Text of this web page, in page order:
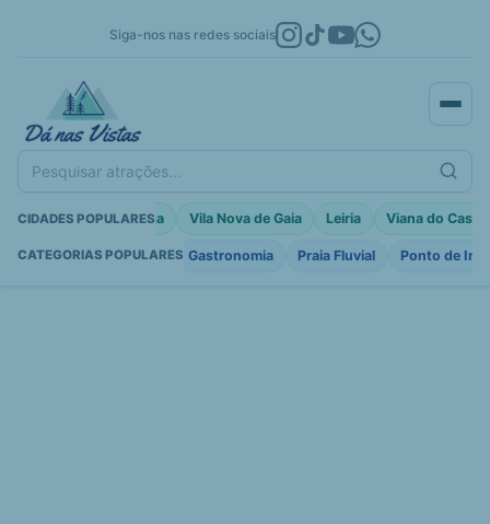
Siga-nos nas redes sociais
Pesquisar atrações...
CIDADES POPULARES
Porto Moniz Braga Vila Nova de Gaia Leiria Viana do
CATEGORIAS POPULARES
Fortificações Igreja Gastronomia Praia Fluvial Ponto de